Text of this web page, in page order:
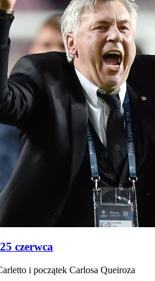
czerwca
i początek Carlosa Queiroza